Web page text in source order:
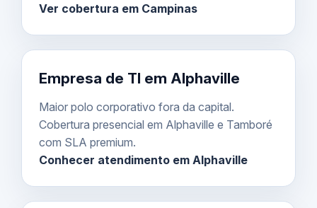
Ver cobertura em Campinas
Empresa de TI em Alphaville
Maior polo corporativo fora da capital.
Cobertura presencial em Alphaville e Tamboré
com SLA premium.
Conhecer atendimento em Alphaville